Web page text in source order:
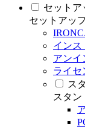
セットア
セットアッ
インス
アンイ
ライセ
ス
スタン